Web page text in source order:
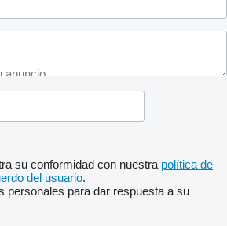
su conformidad con nuestra política de
del usuario.
personales para dar respuesta a su